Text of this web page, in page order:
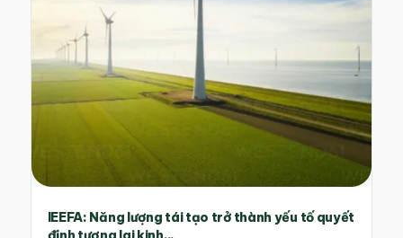
IEEFA: Năng lượng tái tạo trở thành yếu tố quyết